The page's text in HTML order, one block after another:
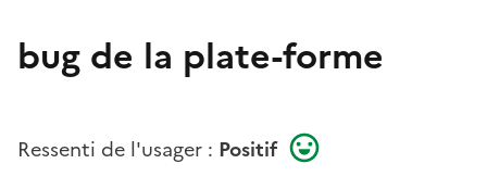
bug de la plate-forme
Ressenti de l'usager : Positif